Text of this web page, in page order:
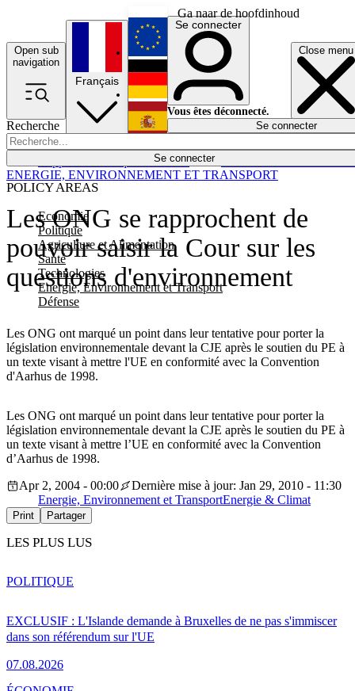
Ga naar de hoofdinhoud
Open sub
navigation
Close menu
Recherche
Se connecter
POLICY AREAS
Economie
Politique
Agriculture et Alimentation
Santé
Technologies
Energie, Environnement et Transport
Défense
Économie
Français
English
Deutsch
Español
Se connecter
Vous êtes déconnecté.
Se connecter
Les ONG se rapprochent de
pouvoir saisir la Cour sur les
questions d'environnement
Les ONG ont marqué un point dans leur tentative pour porter la
législation environnementale devant la CJE après le soutien du PE à
un texte visant à mettre l'UE en conformité avec la Convention
d'Aarhus de 1998.
ENERGIE, ENVIRONNEMENT ET TRANSPORT
Les ONG ont marqué un point dans leur tentative pour porter la
législation environnementale devant la CJE après le soutien du PE à
un texte visant à mettre l’UE en conformité avec la Convention
d’Aarhus de 1998.
Apr 2, 2004 - 00:00
Dernière mise à jour: Jan 29, 2010 - 11:30
Energie, Environnement et TransportEnergie & Climat
Print Partager
LES PLUS LUS
EXCLUSIF : L'Islande demande à Bruxelles de ne pas s'immiscer
dans son référendum sur l'UE
07.08.2026
POLITIQUE